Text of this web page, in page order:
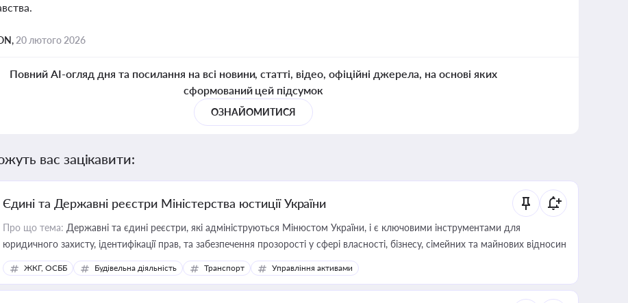
20 лютого 2026
Повний AI-огляд дня та посилання на всі новини, статті, відео, офіційні джерела, на основі яких
сформований цей підсумок
ОЗНАЙОМИТИСЯ
вас зацікавити:
Єдині та Державні реєстри Міністерства юстиції України
Про що тема: Державні та єдині реєстри, які адмініструються Мінюстом України, і є ключовими інструментами для
юридичного захисту, ідентифікації прав, та забезпечення прозорості у сфері власності, бізнесу, сімейних та майнових відносин
ЖКГ, ОСББ Будівельна діяльність Транспорт Управління активами